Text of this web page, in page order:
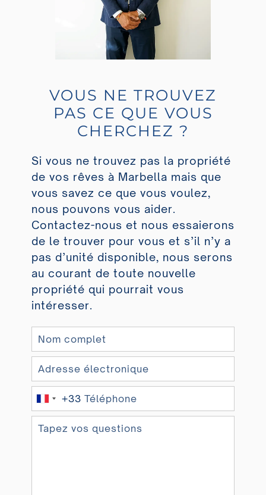
VOUS NE TROUVEZ
PAS CE QUE VOUS
CHERCHEZ ?
Si vous ne trouvez pas la propriété
de vos rêves à Marbella mais que
vous savez ce que vous voulez,
nous pouvons vous aider.
Contactez-nous et nous essaierons
de le trouver pour vous et s’il n’y a
pas d’unité disponible, nous serons
au courant de toute nouvelle
propriété qui pourrait vous
intéresser.
F
r
a
+33